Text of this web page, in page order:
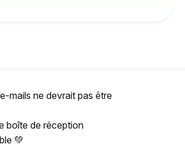
mails ne devrait pas être
boîte de réception
💚